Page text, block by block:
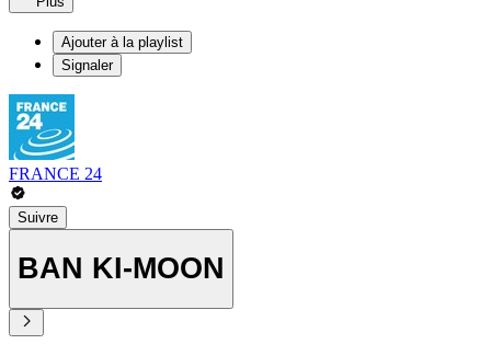
Ajouter à la playlist
Signaler
FRANCE 24
Suivre
BAN KI-MOON